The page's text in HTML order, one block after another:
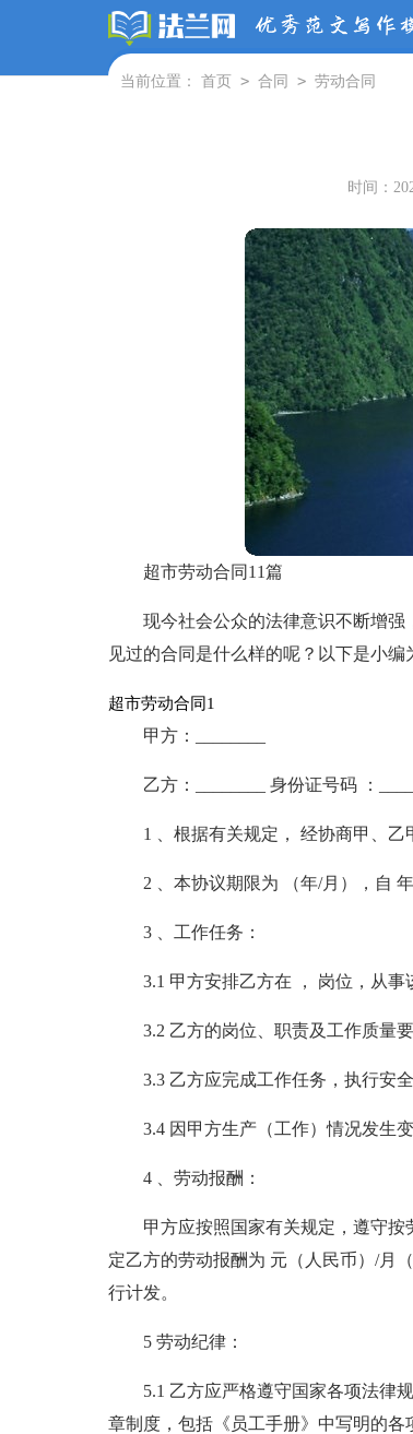
当前位置： 首页 > 合同 > 劳动合同
时间：
超市劳动合同11篇
现今社会公众的法律意识不断增
见过的合同是什么样的呢？以下是小
超市劳动合同1
甲方：________
乙方：________ 身份证号码 ：
1 、根据有关规定， 经协商甲、乙
2 、本协议期限为 （年/月），自
3 、工作任务：
3.1 甲方安排乙方在 ， 岗位，从事
3.2 乙方的岗位、职责及工作质量
3.3 乙方应完成工作任务，执行安
3.4 因甲方生产（工作）情况发生
4 、劳动报酬：
甲方应按照国家有关规定，遵守
定乙方的劳动报酬为 元（人民币）/月
行计发。
5 劳动纪律：
5.1 乙方应严格遵守国家各项法律
章制度，包括《员工手册》中写明的